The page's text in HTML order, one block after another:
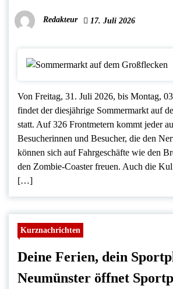
Redakteur 17. Juli 2026
Von Freitag, 31. Juli 2026, bis Montag,
findet der diesjährige Sommermarkt auf
statt. Auf 326 Frontmetern kommt jeder
Besucherinnen und Besucher, die den
können sich auf Fahrgeschäfte wie den
den Zombie-Coaster freuen. Auch die
[…]
Kurznachrichten
Deine Ferien, dein
Neumünster öffnet